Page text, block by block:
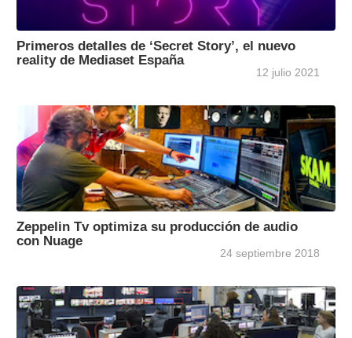
Primeros detalles de ‘Secret Story’, el nuevo
reality de Mediaset España
12 julio 2021
Zeppelin Tv optimiza su producción de audio
con Nuage
24 septiembre 2018